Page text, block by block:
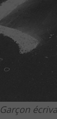
Garçon